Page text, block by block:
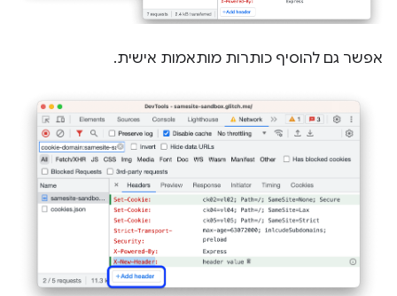
אפשר גם להוסיף כותרות מותאמות אישית.